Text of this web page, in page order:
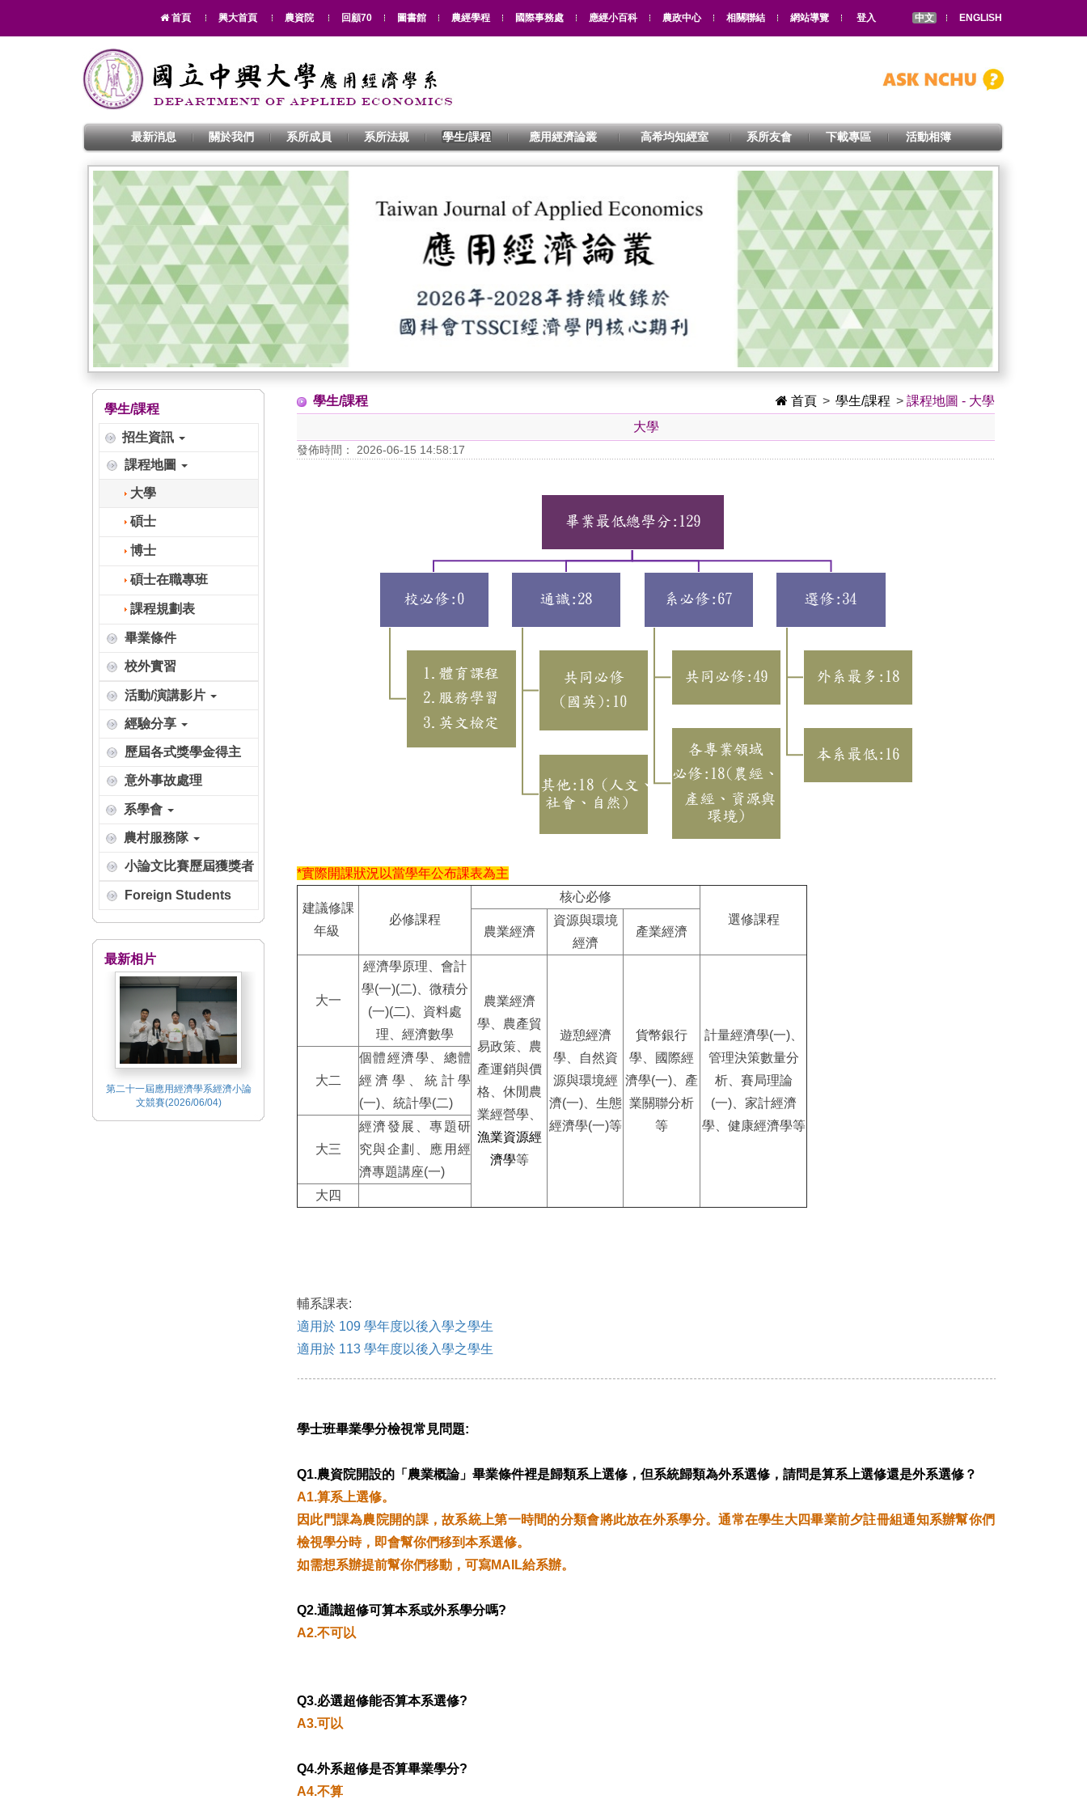
首頁 興大首頁 農資院 回顧70 圖書館 農經學程 國際事務處 應經小百科 農政中心 相關聯結 網站導覽 登入 中文 ENGLISH
最新消息 關於我們 系所成員 系所法規 學生/課程 應用經濟論叢 高希均知經室 系所友會 下載專區 活動相簿
學生/課程
招生資訊
課程地圖
大學
碩士
博士
碩士在職專班
課程規劃表
畢業條件
校外實習
活動/演講影片
經驗分享
歷屆各式獎學金得主
意外事故處理
系學會
農村服務隊
小論文比賽歷屆獲獎者
Foreign Students
最新相片
第二十一屆應用經濟學系經濟小論
文競賽(2026/06/04)
學生/課程 首頁 > 學生/課程 > 課程地圖 - 大學
大學
發佈時間： 2026-06-15 14:58:17
*實際開課狀況以當學年公布課表為主
建議修課
年級
必修課程
核心必修
選修課程
農業經濟
資源與環境
經濟
產業經濟
大一
經濟學原理、會計
學(一)(二)、微積分
(一)(二)、資料處
理、經濟數學
農業經濟
學、農產貿
易政策、農
產運銷與價
格、休閒農
業經營學、
漁業資源經
濟學等
遊憩經濟
學、自然資
源與環境經
濟(一)、生態
經濟學(一)等
貨幣銀行
學、國際經
濟學(一)、產
業關聯分析
等
計量經濟學(一)、
管理決策數量分
析、賽局理論
(一)、家計經濟
學、健康經濟學等
大二
個體經濟學、總體
經濟學、統計學
(一)、統計學(二)
大三
經濟發展、專題研
究與企劃、應用經
濟專題講座(一)
大四
輔系課表:
適用於 109 學年度以後入學之學生
適用於 113 學年度以後入學之學生
學士班畢業學分檢視常見問題:
Q1.農資院開設的「農業概論」畢業條件裡是歸類系上選修，但系統歸類為外系選修，請問是算系上選修還是外系選修？
A1.算系上選修。
因此門課為農院開的課，故系統上第一時間的分類會將此放在外系學分。通常在學生大四畢業前夕註冊組通知系辦幫你們
檢視學分時，即會幫你們移到本系選修。
如需想系辦提前幫你們移動，可寫MAIL給系辦。
Q2.通識超修可算本系或外系學分嗎?
A2.不可以
Q3.必選超修能否算本系選修?
A3.可以
Q4.外系超修是否算畢業學分?
A4.不算